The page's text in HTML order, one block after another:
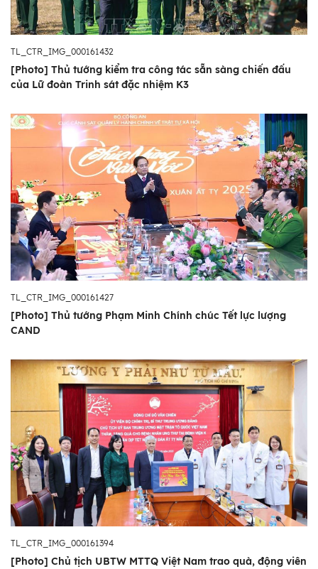
TL_CTR_IMG_000161432
[Photo] Thủ tướng kiểm tra công tác sẵn sàng chiến đấu
của Lữ đoàn Trinh sát đặc nhiệm K3
TL_CTR_IMG_000161427
[Photo] Thủ tướng Phạm Minh Chính chúc Tết lực lượng
CAND
TL_CTR_IMG_000161394
[Photo] Chủ tịch UBTW MTTQ Việt Nam trao quà, động viên